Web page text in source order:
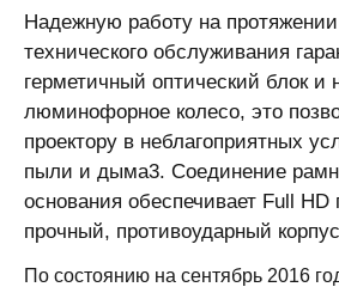
Надежную работу на
технического обслуживания
герметичный оптический блок и
люминофорное колесо, это
проектору в неблагоприятных
пыли и дыма3. Соединение
основания обеспечивает Full HD
прочный, противоударный
По состоянию на сентябрь 2016